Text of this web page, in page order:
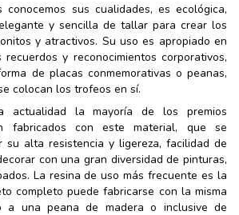
conocemos sus cualidades, es ecológica,
y sencilla de tallar para crear los
y atractivos. Su uso es apropiado en
y reconocimientos corporativos,
de placas conmemorativas o peanas,
colocan los trofeos en sí.
actualidad la mayoría de los premios
fabricados con este material, que se
su alta resistencia y ligereza, facilidad de
con una gran diversidad de pinturas,
La resina de uso más frecuente es la
completo puede fabricarse con la misma
a una peana de madera o inclusive de